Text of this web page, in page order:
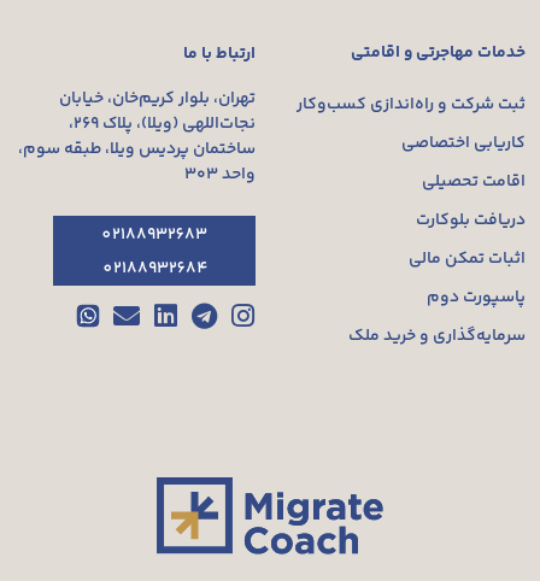
خدمات مهاجرتی و اقامتی
ثبت شرکت و راه‌اندازی کسب‌وکار
کاریابی اختصاصی
اقامت تحصیلی
دریافت بلوکارت
اثبات تمکن مالی
پاسپورت دوم
سرمایه‌گذاری و خرید ملک
ارتباط با ما
تهران، بلوار کریم‌خان، خیابان
نجات‌اللهی (ویلا)، پلاک ۲۶۹،
ساختمان پردیس ویلا، طبقه سوم،
واحد ۳۰۳
02188932683
02188932684